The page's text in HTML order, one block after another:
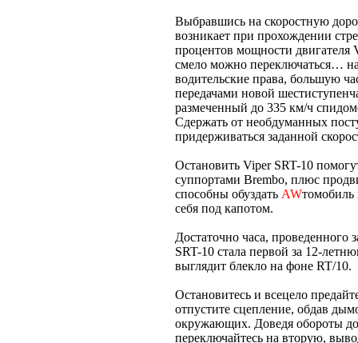
Выбравшись на скоростную
возникает при прохождении
процентов мощности двигателя
смело можно переключаться…
водительские права, большую
передачами новой
размеченный до 335 км/ч
Сдержать от необдуманных
придерживаться заданной
Остановить Viper SRT-10
суппортами Brembo, плюс
способны обуздать AWтомобиль
себя под капотом.
Достаточно часа, проведенного
SRT-10 стала первой за 12-
выглядит блекло на фоне RT/10.
Остановитесь и всецело
отпустите сцепление, обдав
окружающих. Доведя обороты
переключайтесь на вторую,